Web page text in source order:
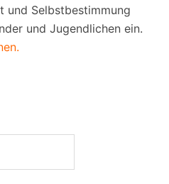
und Selbstbestimmung
und Jugendlichen ein.